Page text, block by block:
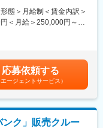
使用頂いているお客様先
を実施（エリアによっ
反応を営業へフィードバ
態＞月給制＜賃金内訳＞
＜月給＞250,000円～
じて上下する可能性があ
表記です。
応募依頼する
エージェントサービス）
ンク」販売クルー